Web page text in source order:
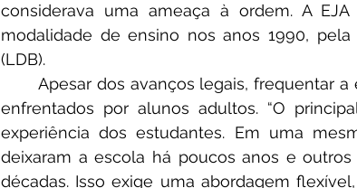
considerava uma ameaça à ordem. A
modalidade de ensino nos anos 1990,
(LDB).
enfrentados por alunos adultos. “O
experiência dos estudantes. Em uma
deixaram a escola há poucos anos e
décadas. Isso exige uma abordagem